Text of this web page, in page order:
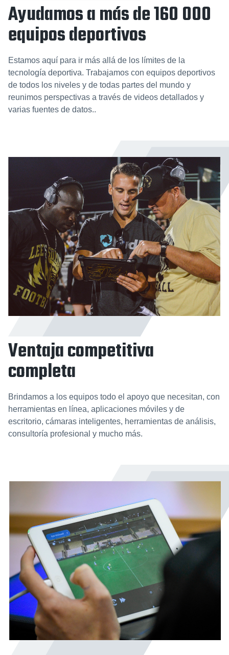
Ayudamos a más de 160 000
equipos deportivos
Estamos aquí para ir más allá de los límites de la
tecnología deportiva. Trabajamos con equipos deportivos
de todos los niveles y de todas partes del mundo y
reunimos perspectivas a través de videos detallados y
varias fuentes de datos..
Ventaja competitiva
completa
Brindamos a los equipos todo el apoyo que necesitan, con
herramientas en línea, aplicaciones móviles y de
escritorio, cámaras inteligentes, herramientas de análisis,
consultoría profesional y mucho más.